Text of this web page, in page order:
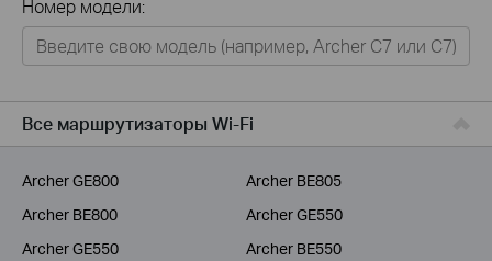
Для дома
Умный дом
Для операторов связи
Номер модели:
Все маршрутизаторы Wi-Fi
Archer GE800
Archer BE805
Archer BE800
Archer GE550
Archer GE550
Archer BE550